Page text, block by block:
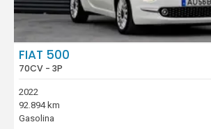
FIAT 500
70CV - 3P
2022
92.894 km
Gasolina